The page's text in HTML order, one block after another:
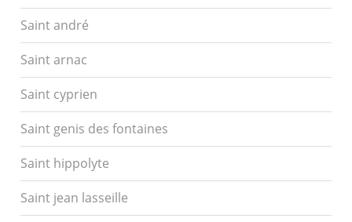
Saint andré
Saint arnac
Saint cyprien
Saint genis des fontaines
Saint hippolyte
Saint jean lasseille